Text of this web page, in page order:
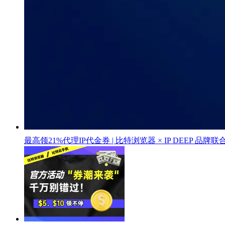
最高领21%代理IP代金券 | 比特浏览器 × IP DEEP 品牌联